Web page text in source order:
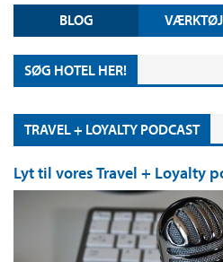
BLOG
SØG HOTEL HER!
TRAVEL + LOYALTY PODCAST
Lyt til vores Travel + Loyalty